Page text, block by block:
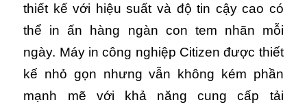
thiết kế với hiệu suất và độ tin cậy cao có
thể in ấn hàng ngàn con tem nhãn mỗi
ngày. Máy in công nghiệp Citizen được thiết
kế nhỏ gọn nhưng vẫn không kém phần
mạnh mẽ với khả năng cung cấp tải